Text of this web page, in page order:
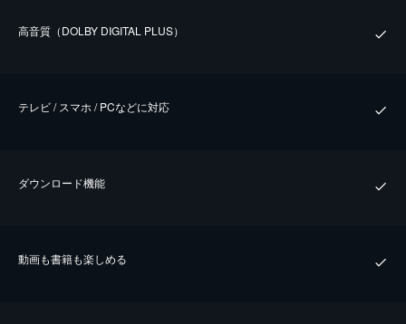
⾼⾳質（DOLBY DIGITAL PLUS）
テレビ / スマホ / PCなどに対応
ダウンロード機能
動画も書籍も楽しめる